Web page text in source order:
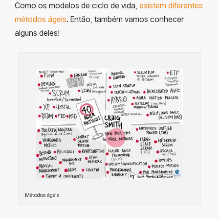
Como os modelos de ciclo de vida, existem diferentes
métodos ágeis. Então, também vamos conhecer
alguns deles!
Métodos ágeis